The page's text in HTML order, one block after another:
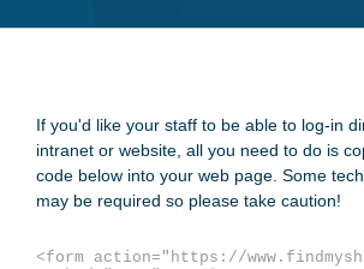
If you'd like your staff to be able to log-in
intranet or website, all you need to do is
code below into your web page. Some
may be required so please take caution!